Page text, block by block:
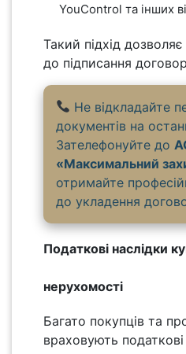
YouControl та інших
Такий підхід
до підписання
Не відкладайте
документів на
Зателефонуйте до
«Максимальний
отримайте
до укладення
Податкові наслідки
нерухомості
Багато покупців та
враховують